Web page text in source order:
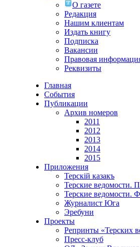
О газете
Редакция
Нашим клиентам
Издать книгу
Подписка
Вакансии
Правовая
Реквизиты
Главная
События
Публикации
Архив номеров
2011
2012
2013
2014
2015
Приложения
Терскiй казакъ
Терские ведомости.
Терские ведомости.
Журналист Юга
Эребуни
Проекты
Репринты «Терских
Пресс-клуб